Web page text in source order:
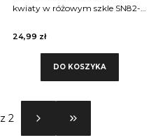
kwiaty w różowym szkle SN82-
24,99 zł
DO KOSZYKA
z 2 PRZEJDŹ DO